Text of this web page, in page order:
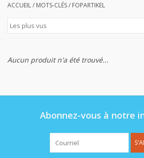
Boîtes de récompense
Nouveau
Prix
ACCUEIL/ MOTS-CLÉS/ FOPARTIKEL
Aucun produit n'a été trouvé...
Abonnez-vous à notre